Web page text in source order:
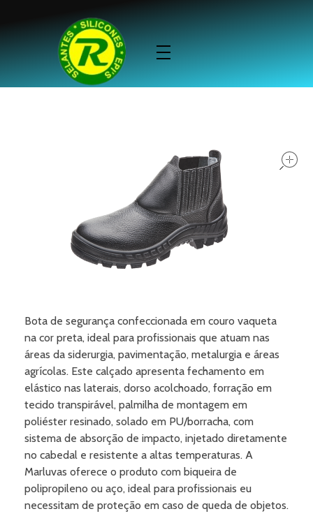
Bota de segurança confeccionada em couro vaqueta
na cor preta, ideal para profissionais que atuam nas
áreas da siderurgia, pavimentação, metalurgia e áreas
agrícolas. Este calçado apresenta fechamento em
elástico nas laterais, dorso acolchoado, forração em
tecido transpirável, palmilha de montagem em
poliéster resinado, solado em PU/borracha, com
sistema de absorção de impacto, injetado diretamente
no cabedal e resistente a altas temperaturas. A
Marluvas oferece o produto com biqueira de
polipropileno ou aço, ideal para profissionais eu
necessitam de proteção em caso de queda de objetos.